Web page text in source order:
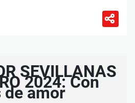
SEVILLANAS
2024: Con
de amor